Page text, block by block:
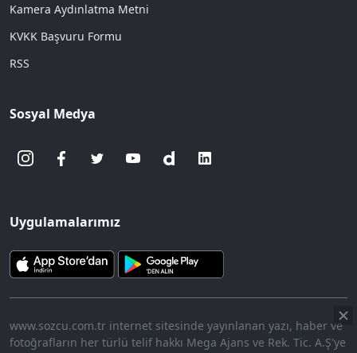
Kamera Aydınlatma Metni
KVKK Başvuru Formu
RSS
Sosyal Medya
Uygulamalarımız
www.sozcu.com.tr internet sitesinde yayınlanan yazı, haber ve
fotoğrafların her türlü telif hakkı Mega Ajans ve Rek. Tic. A.Ş'ye